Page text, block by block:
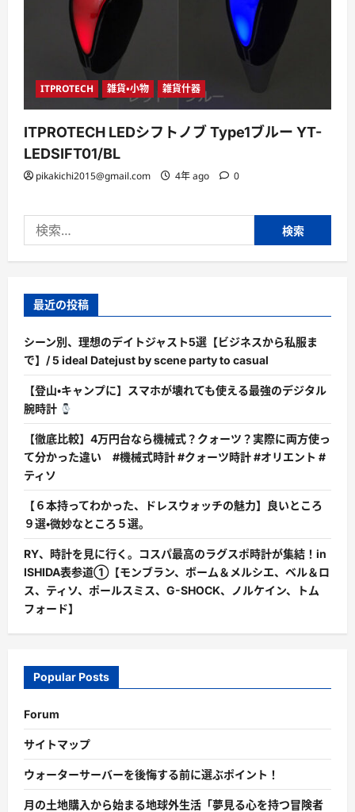
ITPROTECH 雑貨・小物 雑貨什器
ITPROTECH LEDシフトノブ Type1ブルー YT-
LEDSIFT01/BL
pikakichi2015@gmail.com 4年 ago 0
索:
最近の投稿
シーン別、理想のデイトジャスト5選【ビジネスから私服ま
で】/ 5 ideal Datejust by scene party to casual
【登山・キャンプに】スマホが壊れても使える最強のデジタル
腕時計
【徹底比較】4万円台なら機械式？クォーツ？実際に両方使っ
て分かった違い #機械式時計 #クォーツ時計 #オリエント #
ティソ
【６本持ってわかった、ドレスウォッチの魅力】良いところ
９選・微妙なところ５選。
RY、時計を見に行く。コスパ最高のラグスポ時計が集結！in
ISHIDA表参道①【モンブラン、ボーム＆メルシエ、ベル＆ロ
ス、ティソ、ポールスミス、G-SHOCK、ノルケイン、トム
フォード】
Popular Posts
Forum
サイトマップ
ウォーターサーバーを後悔する前に選ぶポイント！
月の土地購入から始まる地球外生活「夢見る心を持つ冒険者